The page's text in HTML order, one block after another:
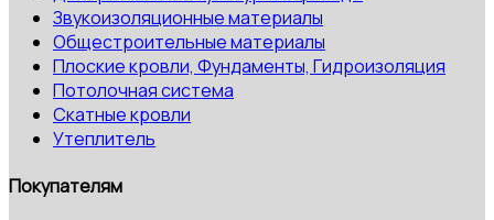
Звукоизоляционные материалы
Общестроительные материалы
Плоские кровли, Фундаменты, Гидроизоляция
Потолочная система
Скатные кровли
Утеплитель
Покупателям